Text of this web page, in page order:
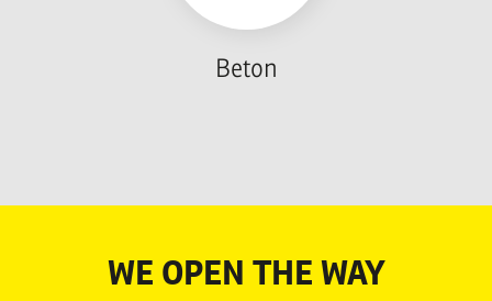
Beton
WE OPEN THE WAY